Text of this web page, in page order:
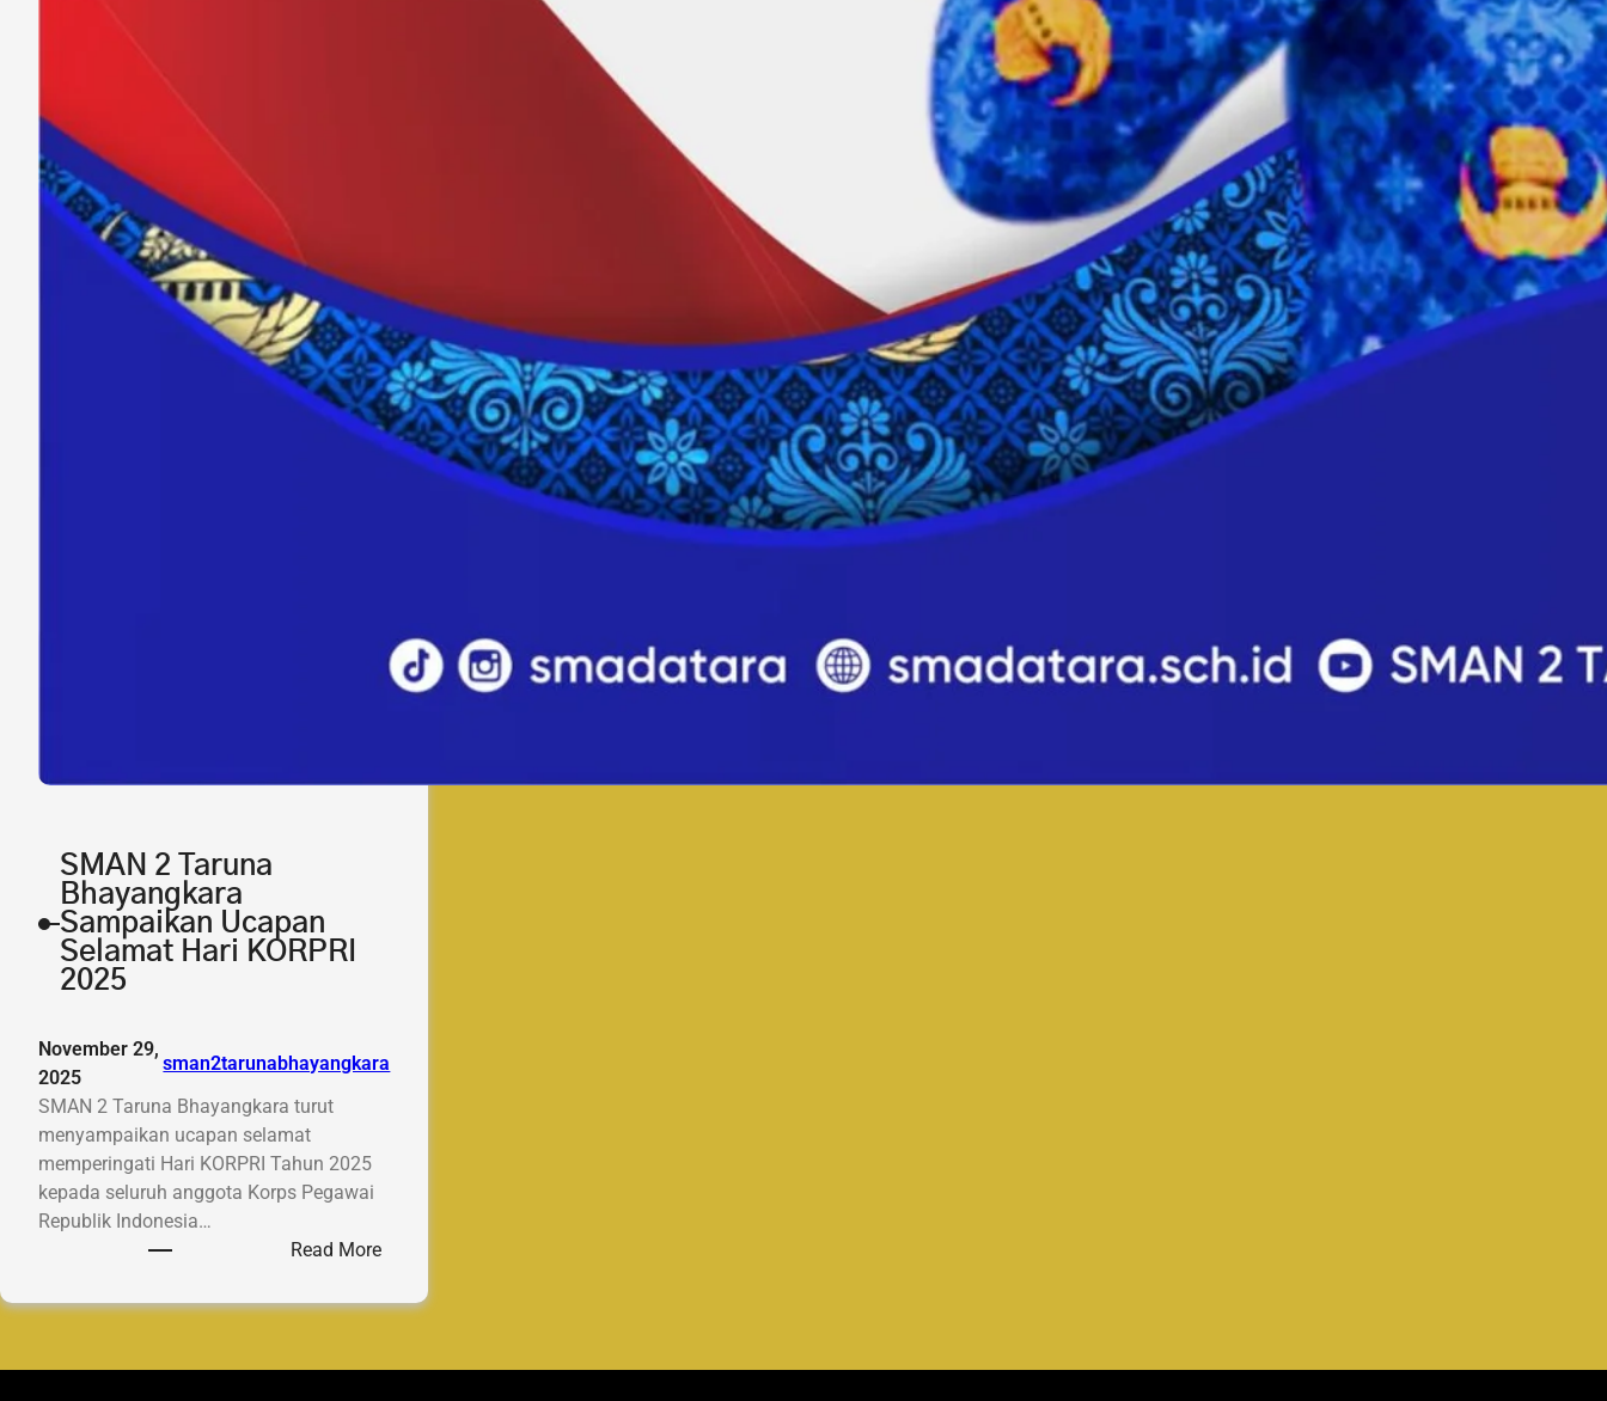
SMAN 2 Taruna
Bhayangkara
Sampaikan Ucapan
Selamat Hari KORPRI
2025
November 29,
2025
sman2tarunabhayangkara
SMAN 2 Taruna Bhayangkara turut
menyampaikan ucapan selamat
memperingati Hari KORPRI Tahun 2025
kepada seluruh anggota Korps Pegawai
Republik Indonesia…
Read More:
2